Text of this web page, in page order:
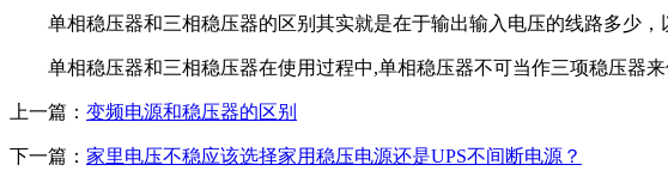
单相稳压器和三相稳压器的区别其实就是在于输出输入电压的线路多少，
单相稳压器和三相稳压器在使用过程中,单相稳压器不可当作三项稳压器来
上一篇： 变频电源和稳压器的区别
下一篇： 家里电压不稳应该选择家用稳压电源还是UPS不间断电源？